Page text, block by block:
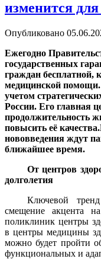
изменится для
Опубликовано
Ежегодно
государственных
граждан бесплатной,
медицинской помощи.
учетом
России. Его главная
продолжительность
повысить её
нововведения ждут
ближайшее время.
От центров
долголетия
Ключевой
смещение акцента
поликлиник центры
в центры медицины
можно будет пройти
функциональных и